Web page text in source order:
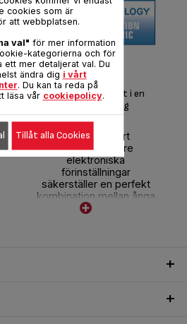
Perfekta resultat i en
handvändning
Exklusiv smart
technology: Tre
elektroniska
förinställningar
säkerställer en perfekt
kombination mellan ånga
och temperatur för alla
cookies som är
att webbplatsen.
val" för mer information
kategorierna och för
ett mer detaljerat val. Du
ändra dig i vårt
. Du kan ta reda på
läsa vår cookiepolicy.
Tillåt alla Cookies